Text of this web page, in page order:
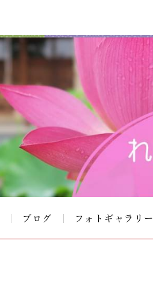
ブログ フォトギャラリー